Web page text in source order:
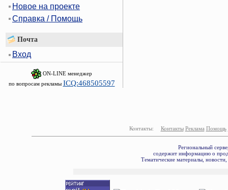
Новое на проекте
Справка / Помощь
Почта
Вход
ON-LINE менеджер
по вопросам рекламы ICQ:468505597
Контакты: Контакты Реклама Помощь
Региональный
содержит информацию о
Тематические материалы,